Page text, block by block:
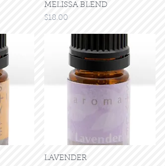
クイックビュー
MELISSA BLEND
価格
$18.00
クイックビュー
LAVENDER